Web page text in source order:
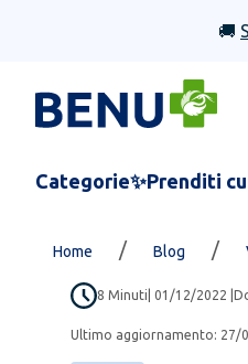
🚚
Categorie✨Prenditi
Home / Blog /
8 Minuti 01/12/2022
Ultimo aggiornamento: 27/